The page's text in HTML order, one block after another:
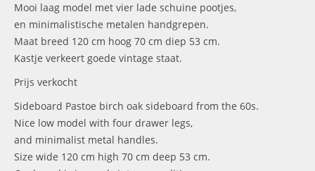
Mooi laag model met vier lade schuine pootjes,
en minimalistische metalen handgrepen.
Maat breed 120 cm hoog 70 cm diep 53 cm.
Kastje verkeert goede vintage staat.
Prijs verkocht
Sideboard Pastoe birch oak sideboard from the 60s.
Nice low model with four drawer legs,
and minimalist metal handles.
Size wide 120 cm high 70 cm deep 53 cm.